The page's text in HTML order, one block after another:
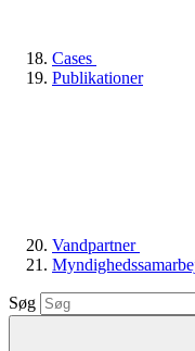
Cases
Publikationer
Vandpartner
Søg